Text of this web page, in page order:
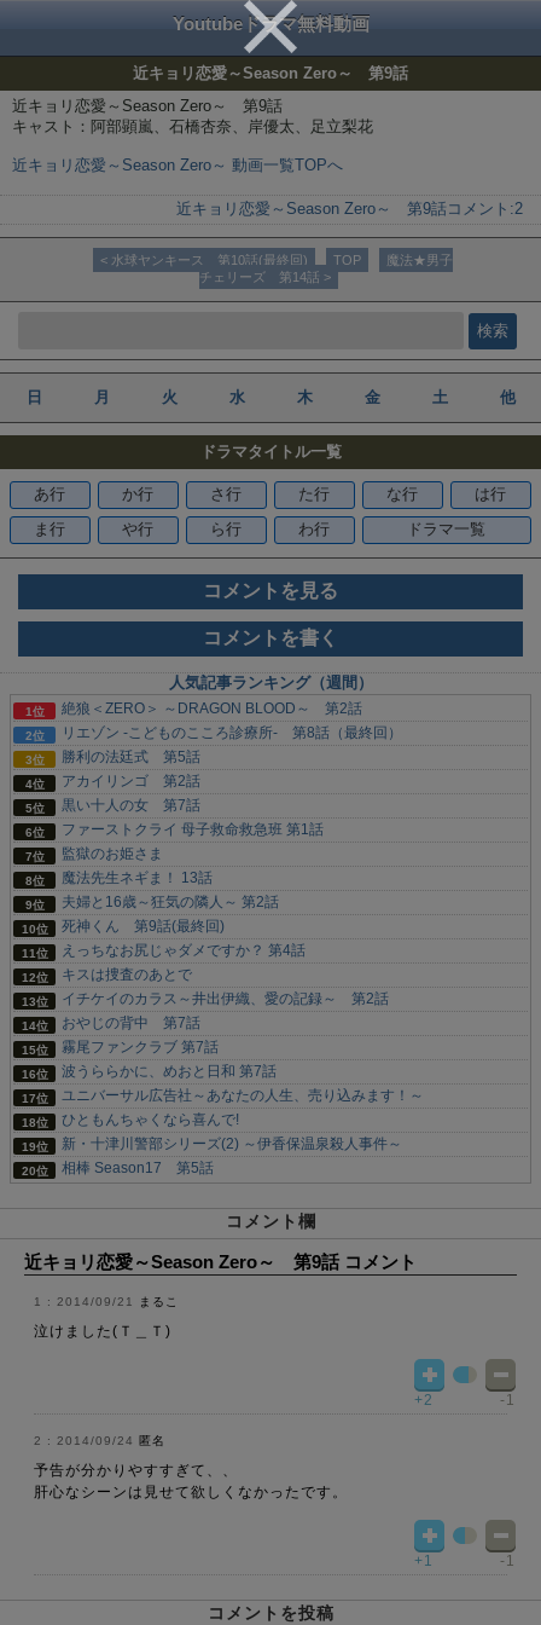
Youtubeドラマ無料動画
近キョリ恋愛～Season Zero～ 第9話
近キョリ恋愛～Season Zero～ 第9話
キャスト：阿部顕嵐、石橋杏奈、岸優太、足立梨花
近キョリ恋愛～Season Zero～ 動画一覧TOPへ
近キョリ恋愛～Season Zero～ 第9話 コメント:2
< 水球ヤンキース 第10話(最終回) TOP
魔法★男子
チェリーズ 第14話 >
日 月 火 水 木 金 土 他
ドラマタイトル一覧
あ行 か行 さ行 た行 な行
は行
ま行
や行 ら行 わ行 ドラマ一覧
コメントを見る
コメントを書く
人気記事ランキング（週間）
絶狼＜ZERO＞ ～DRAGON BLOOD～ 第2話
リエゾン -こどものこころ診療所- 第8話（最終回）
勝利の法廷式 第5話
アカイリンゴ 第2話
黒い十人の女 第7話
ファーストクライ 母子救命救急班 第1話
監獄のお姫さま
魔法先生ネギま！ 13話
夫婦と16歳～狂気の隣人～ 第2話
死神くん 第9話(最終回)
えっちなお尻じゃダメですか？ 第4話
キスは捜査のあとで
イチケイのカラス～井出伊織、愛の記録～ 第2話
おやじの背中 第7話
霧尾ファンクラブ 第7話
波うららかに、めおと日和 第7話
ユニバーサル広告社～あなたの人生、売り込みます！～
ひともんちゃくなら喜んで!
新・十津川警部シリーズ(2) ～伊香保温泉殺人事件～
相棒 Season17 第5話
コメント欄
近キョリ恋愛～Season Zero～ 第9話 コメント
2014/09/21 まるこ
泣けました(Ｔ＿Ｔ)
+2 -1
2014/09/24 匿名
予告が分かりやすすぎて、、
肝心なシーンは見せて欲しくなかったです。
+1 -1
コメントを投稿